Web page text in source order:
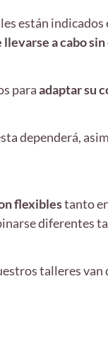
están
a cabo
paraadaptar su
dependerá,
flexiblestanto
diferentes
talleres